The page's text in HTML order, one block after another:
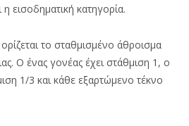
εισοδηματική κατηγορία.
το σταθμισμένο άθροισμα
Ο ένας γονέας έχει στάθμιση 1, ο
1/3 και κάθε εξαρτώμενο τέκνο